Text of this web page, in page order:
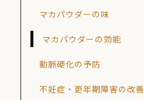
マカパウダーの味
マカパウダーの効能
動脈硬化の予防
不妊症・更年期障害の改善